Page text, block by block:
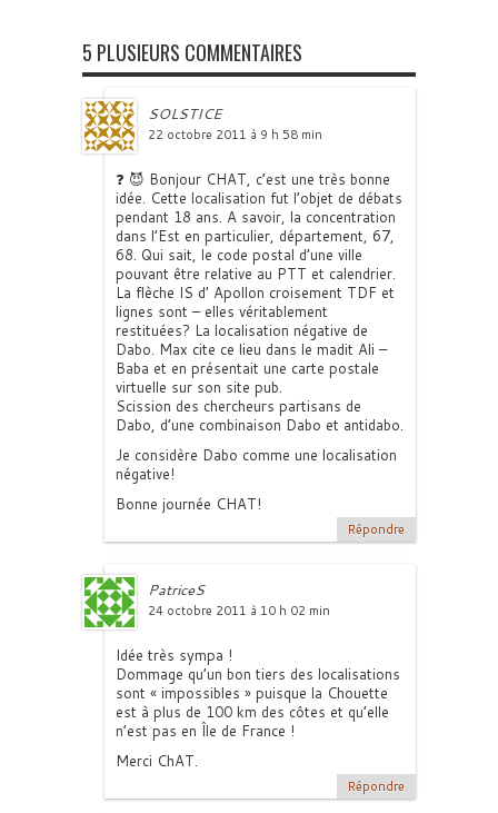
5 PLUSIEURS COMMENTAIRES
SOLSTICE
22 octobre 2011 à 9 h 58 min
❓ 😈 Bonjour CHAT, c’est une très bonne
idée. Cette localisation fut l’objet de débats
pendant 18 ans. A savoir, la concentration
dans l’Est en particulier, département, 67,
68. Qui sait, le code postal d’une ville
pouvant être relative au PTT et calendrier.
La flèche IS d’ Apollon croisement TDF et
lignes sont – elles véritablement
restituées? La localisation négative de
Dabo. Max cite ce lieu dans le madit Ali –
Baba et en présentait une carte postale
virtuelle sur son site pub.
Scission des chercheurs partisans de
Dabo, d’une combinaison Dabo et antidabo.
Je considère Dabo comme une localisation
négative!
Bonne journée CHAT!
Répondre
PatriceS
24 octobre 2011 à 10 h 02 min
Idée très sympa !
Dommage qu’un bon tiers des localisations
sont « impossibles » puisque la Chouette
est à plus de 100 km des côtes et qu’elle
n’est pas en Île de France !
Merci ChAT.
Répondre